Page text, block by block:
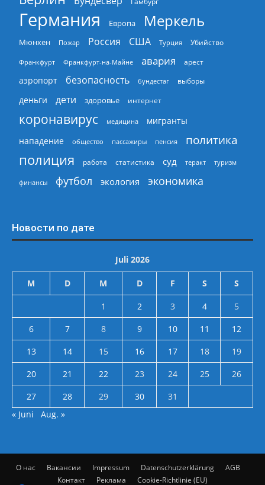
Германия Европа Меркель
Мюнхен Пожар Россия США Турция Убийство
Франкфурт Франкфурт-на-Майне авария арест
аэропорт безопасность бундестаг выборы
деньги дети здоровье интернет
коронавирус медицина
мигранты
нападение
общество пассажиры пенсия политика
полиция работа статистика суд теракт туризм
финансы футбол экология экономика
Новости по дате
Juli 2026
M D M D F S S
1 2 3 4
5
6
7 8 9 10 11
12
13
14 15 16 17 18
19
20
21 22 23 24 25
26
27
28 29 30
31
« Juni
Aug. »
О нас Вакансии Impressum Datenschutzerklärung
AGB
Контакт
Реклама Cookie-Richtlinie (EU)